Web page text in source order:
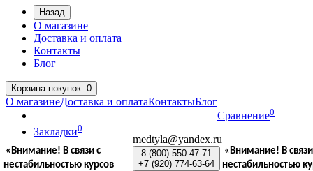
Назад
О магазине
Доставка и оплата
Контакты
Блог
Корзинапокупок: 0
О магазинеДоставка и оплатаКонтактыБлог
Сравнение0
Закладки0
«Внимание! В связи с
нестабильностью курсов
medtyla@yandex.ru
8 (800) 550-47-71
+7 (920) 774-63-64
«Внимание! В
нестабильностью